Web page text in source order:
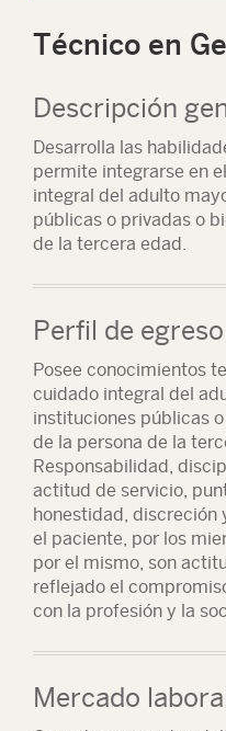
Técnico en
Descripción
Desarrolla las
permite integrarse en
integral del adulto
públicas o privadas o
de la tercera edad.
Perfil de egreso
Posee conocimientos
cuidado integral del
instituciones públicas
de la persona de la
Responsabilidad,
actitud de servicio,
honestidad, discreción
el paciente, por los
por el mismo, son
reflejado el
con la profesión y la
Mercado